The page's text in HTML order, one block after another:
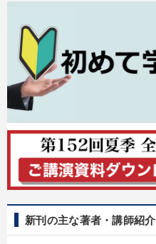
新刊の主な著者・講師紹介